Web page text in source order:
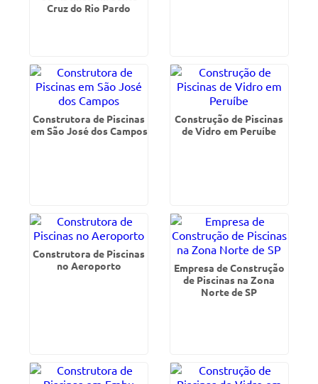
Cruz do Rio Pardo
Construtora de Piscinas
em São José dos Campos
Construção de Piscinas
de Vidro em Peruíbe
Construtora de Piscinas
no Aeroporto
Empresa de Construção
de Piscinas na Zona
Norte de SP